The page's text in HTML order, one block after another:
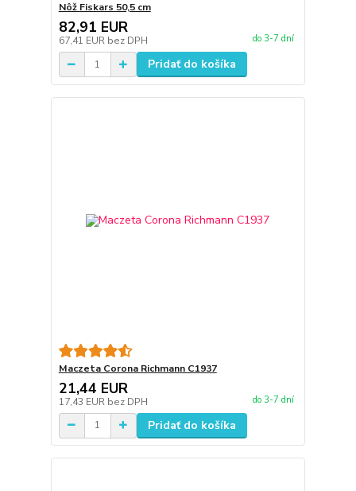
Nôž Fiskars 50,5 cm
82,91 EUR
67,41 EUR bez DPH do 3-7 dní
Pridať do košíka
Maczeta Corona Richmann C1937
21,44 EUR
17,43 EUR bez DPH do 3-7 dní
Pridať do košíka